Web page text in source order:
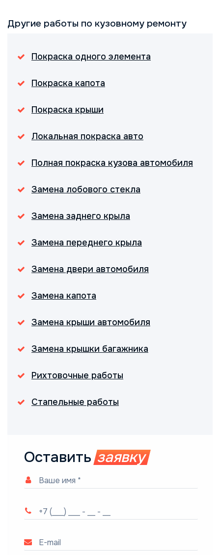
Другие работы по кузовному ремонту
Покраска одного элемента
Покраска капота
Покраска крыши
Локальная покраска авто
Полная покраска кузова автомобиля
Замена лобового стекла
Замена заднего крыла
Замена переднего крыла
Замена двери автомобиля
Замена капота
Замена крыши автомобиля
Замена крышки багажника
Рихтовочные работы
Стапельные работы
Оставить заявку